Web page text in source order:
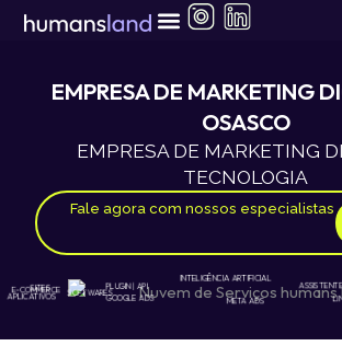
para
conteúdoEMPRESA DE MARKETING
OSASCO
EMPRESA DE MARKETING
TECNOLOGIA
Fale agora com nossos especialistas
GOOGLE ADS
APLICATIVOS
SITES
E-COMMERCE
META ADS
INTELIGÊNCIA ARTIFICIAL
PLUGIN | API
SOFTWARES